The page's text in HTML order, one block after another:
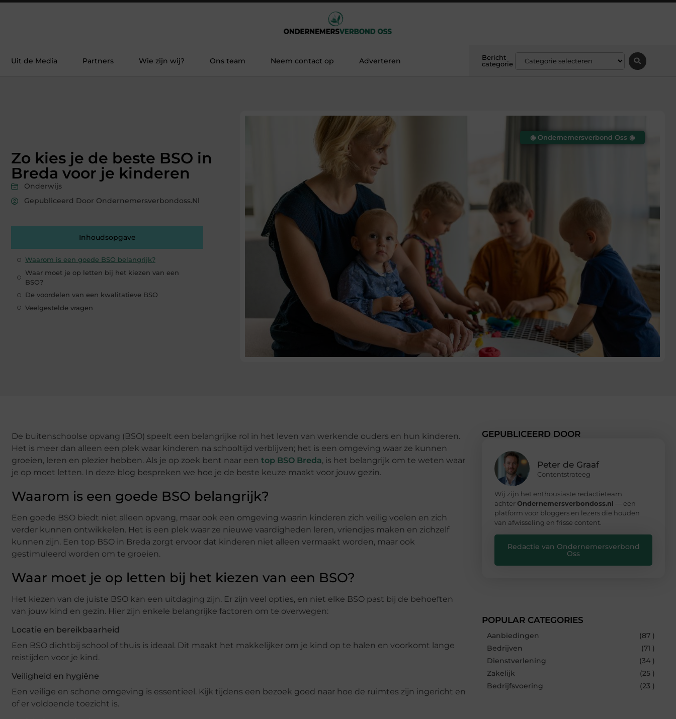
Uit de Media Partners Wie zijn wij? Ons team Neem contact op Adverteren
Bericht
categorie
Zo kies je de beste BSO in
Breda voor je kinderen
Onderwijs
Gepubliceerd Door Ondernemersverbondoss.nl
Inhoudsopgave
Waarom is een goede BSO belangrijk?
Waar moet je op letten bij het kiezen van een
BSO?
De voordelen van een kwalitatieve BSO
Veelgestelde vragen
◉ Ondernemersverbond Oss ◉
De buitenschoolse opvang (BSO) speelt een belangrijke rol in het leven van werkende ouders en hun kinderen.
Het is meer dan alleen een plek waar kinderen na schooltijd verblijven; het is een omgeving waar ze kunnen
groeien, leren en plezier hebben. Als je op zoek bent naar een top BSO Breda, is het belangrijk om te weten waar
je op moet letten. In deze blog bespreken we hoe je de beste keuze maakt voor jouw gezin.
Waarom is een goede BSO belangrijk?
Een goede BSO biedt niet alleen opvang, maar ook een omgeving waarin kinderen zich veilig voelen en zich
verder kunnen ontwikkelen. Het is een plek waar ze nieuwe vaardigheden leren, vriendjes maken en zichzelf
kunnen zijn. Een top BSO in Breda zorgt ervoor dat kinderen niet alleen vermaakt worden, maar ook
gestimuleerd worden om te groeien.
Waar moet je op letten bij het kiezen van een BSO?
Het kiezen van de juiste BSO kan een uitdaging zijn. Er zijn veel opties, en niet elke BSO past bij de behoeften
van jouw kind en gezin. Hier zijn enkele belangrijke factoren om te overwegen:
Locatie en bereikbaarheid
Een BSO dichtbij school of thuis is ideaal. Dit maakt het makkelijker om je kind op te halen en voorkomt lange
reistijden voor je kind.
Veiligheid en hygiëne
Een veilige en schone omgeving is essentieel. Kijk tijdens een bezoek goed naar hoe de ruimtes zijn ingericht en
of er voldoende toezicht is.
GEPUBLICEERD DOOR
Peter de Graaf
Contentstrateeg
Wij zijn het enthousiaste redactieteam
achterOndernemersverbondoss.nl — een
platform voor bloggers en lezers die houden
van afwisseling en frisse content.
Redactie van Ondernemersverbond
Oss
POPULAR CATEGORIES
Aanbiedingen
(87 )
Bedrijven
(71 )
Dienstverlening
(34 )
Zakelijk
(25 )
Bedrijfsvoering
(23 )